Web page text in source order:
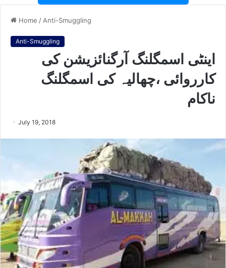
Home / Anti-Smuggling
Anti-Smuggling
اینٹی اسمگلنگ آرگنائزیشن کی
کارروائی ،چھالیہ کی اسمگلنگ
ناکام
July 19, 2018